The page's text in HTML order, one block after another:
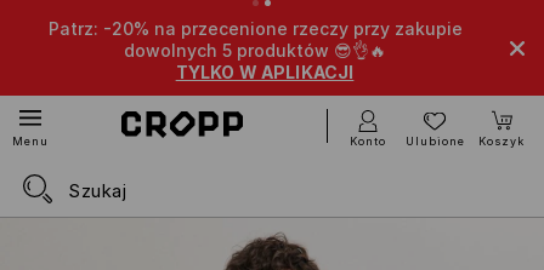
Patrz: -20% na przecenione rzeczy przy zakupie
dowolnych 5 produktów 😎👌🔥
TYLKO W APLIKACJI
Menu Konto Ulubione Koszyk